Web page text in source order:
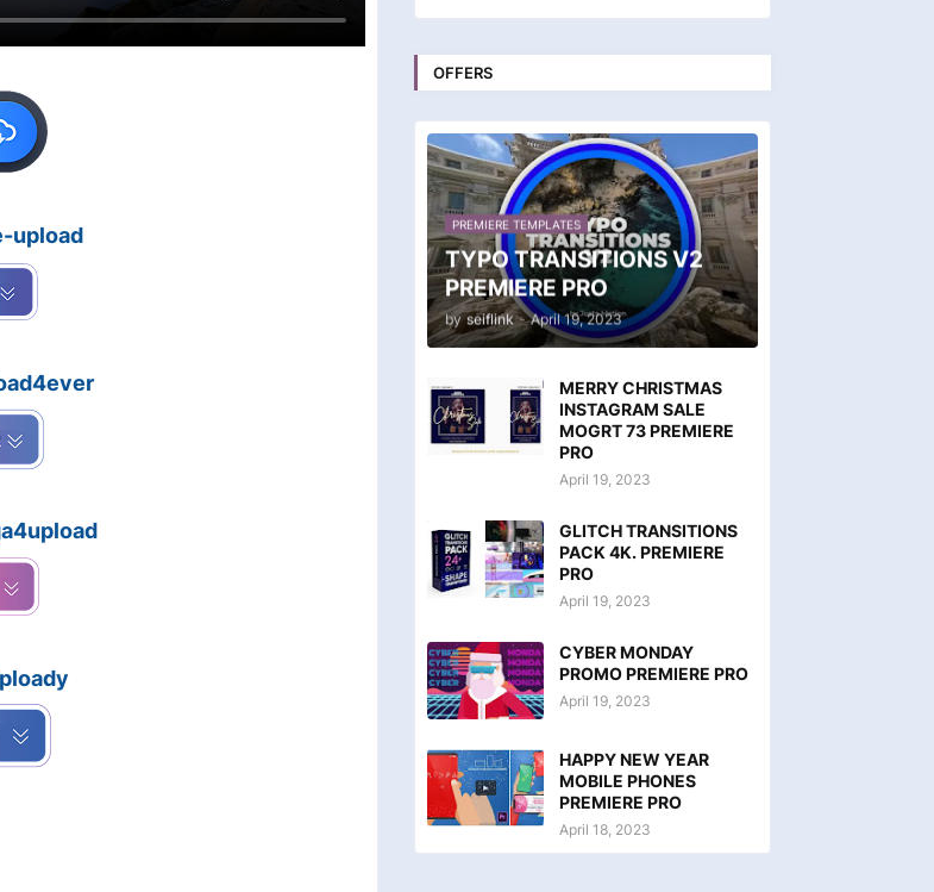
upload
OFFERS
PREMIERE TEMPLATES
TYPO TRANSITIONS V2
PREMIERE PRO
by seiflink - April 19, 2023
MERRY CHRISTMAS
INSTAGRAM SALE
MOGRT 73 PREMIERE
PRO
April 19, 2023
GLITCH TRANSITIONS
PACK 4K. PREMIERE
PRO
April 19, 2023
CYBER MONDAY
PROMO PREMIERE PRO
April 19, 2023
HAPPY NEW YEAR
MOBILE PHONES
PREMIERE PRO
April 18, 2023